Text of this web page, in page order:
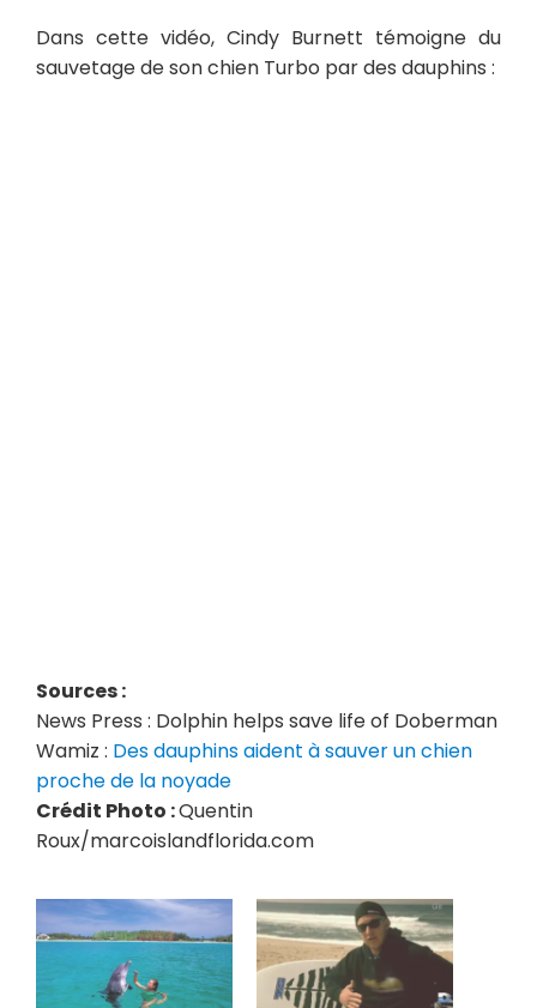
Dans cette vidéo, Cindy Burnett témoigne du
sauvetage de son chien Turbo par des dauphins :
Sources :
News Press : Dolphin helps save life of Doberman
Wamiz : Des dauphins aident à sauver un chien
proche de la noyade
Crédit Photo :Quentin
Roux/marcoislandflorida.com